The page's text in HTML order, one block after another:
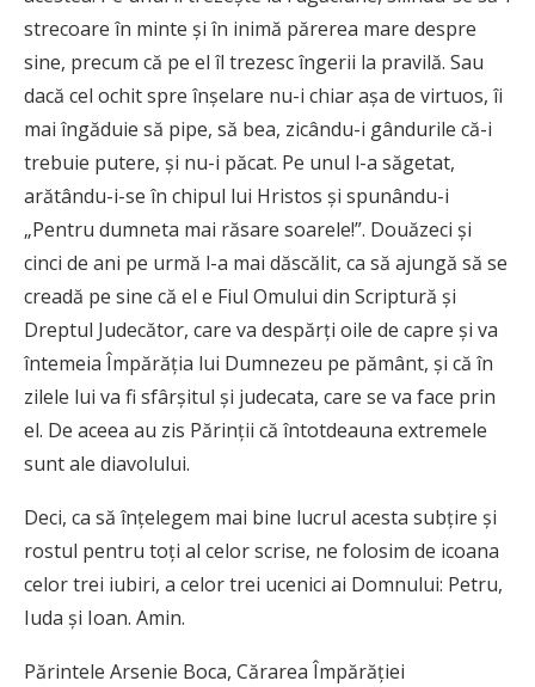
strecoare în minte şi în inimă părerea mare despre
sine, precum că pe el îl trezesc îngerii la pravilă. Sau
dacă cel ochit spre înşelare nu-i chiar aşa de virtuos, îi
mai îngăduie să pipe, să bea, zicându-i gândurile că-i
trebuie putere, şi nu-i păcat. Pe unul l-a săgetat,
arătându-i-se în chipul lui Hristos şi spunându-i
„Pentru dumneta mai răsare soarele!”. Douăzeci şi
cinci de ani pe urmă l-a mai dăscălit, ca să ajungă să se
creadă pe sine că el e Fiul Omului din Scriptură şi
Dreptul Judecător, care va despărţi oile de capre şi va
întemeia Împărăţia lui Dumnezeu pe pământ, şi că în
zilele lui va fi sfârşitul şi judecata, care se va face prin
el. De aceea au zis Părinţii că întotdeauna extremele
sunt ale diavolului.
Deci, ca să înţelegem mai bine lucrul acesta subţire şi
rostul pentru toţi al celor scrise, ne folosim de icoana
celor trei iubiri, a celor trei ucenici ai Domnului: Petru,
Iuda şi Ioan. Amin.
Părintele Arsenie Boca, Cărarea Împărăției